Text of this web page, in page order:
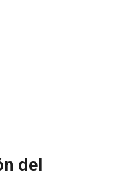
del